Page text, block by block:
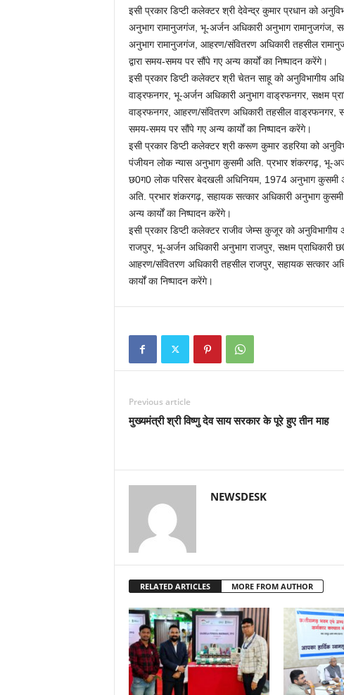
इसी प्रकार डिप्टी कलेक्टर श्री देवेन्द्र कुमार प्रधान को
अनुभाग रामानुजगंज, भू-अर्जन अधिकारी अनुभाग रामानुजगंज,
अनुभाग रामानुजगंज, आहरण/संवितरण अधिकारी तहसील
द्वारा समय-समय पर सौंपे गए अन्य कार्यों का निष्पादन करेंगे।
इसी प्रकार डिप्टी कलेक्टर श्री चेतन साहू को अनुविभागीय
वाड्रफनगर, भू-अर्जन अधिकारी अनुभाग वाड्रफनगर, सक्षम
वाड्रफनगर, आहरण/संवितरण अधिकारी तहसील वाड्रफनगर,
समय-समय पर सौंपे गए अन्य कार्यों का निष्पादन करेंगे।
इसी प्रकार डिप्टी कलेक्टर श्री करूण कुमार डहरिया को
पंजीयन लोक न्यास अनुभाग कुसमी अति. प्रभार शंकरगढ़, भू-
छ0ग0 लोक परिसर बेदखली अधिनियम, 1974 अनुभाग कुसमी
अति. प्रभार शंकरगढ़, सहायक सत्कार अधिकारी अनुभाग
अन्य कार्यों का निष्पादन करेंगे।
इसी प्रकार डिप्टी कलेक्टर राजीव जेम्स कुजूर को अनुविभागीय
राजपुर, भू-अर्जन अधिकारी अनुभाग राजपुर, सक्षम
आहरण/संवितरण अधिकारी तहसील राजपुर, सहायक सत्कार
कार्यों का निष्पादन करेंगे।
Previous article
मुख्यमंत्री श्री विष्णु देव साय सरकार के पूरे हुए तीन माह
NEWSDESK
RELATED ARTICLES MORE FROM AUTHOR